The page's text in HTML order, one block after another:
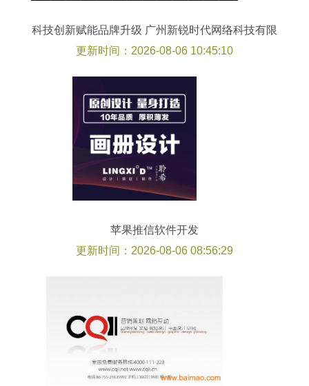
科技创新赋能品牌升级 广州新锐时代网络科技有限
公司的发展路径
更新时间：2026-08-06 10:45:10
苹果推信软件开发
更新时间：2026-08-06 08:56:29